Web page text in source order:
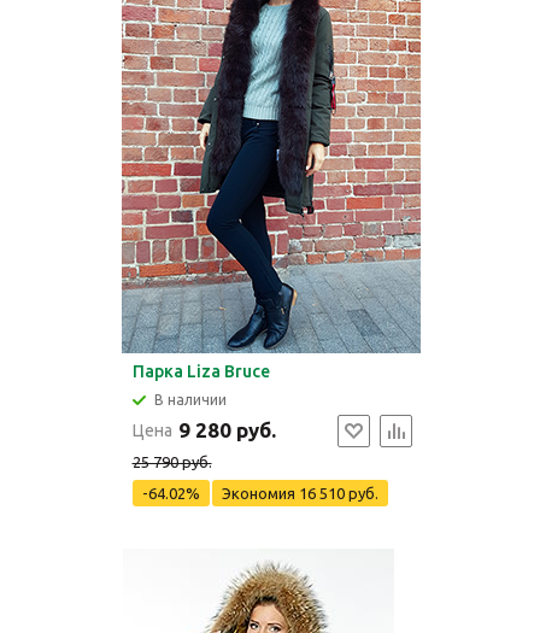
Парка Liza Bruce
В наличии
Цена 9 280 руб.
25 790 руб.
-64.02%
Экономия 16 510 руб.